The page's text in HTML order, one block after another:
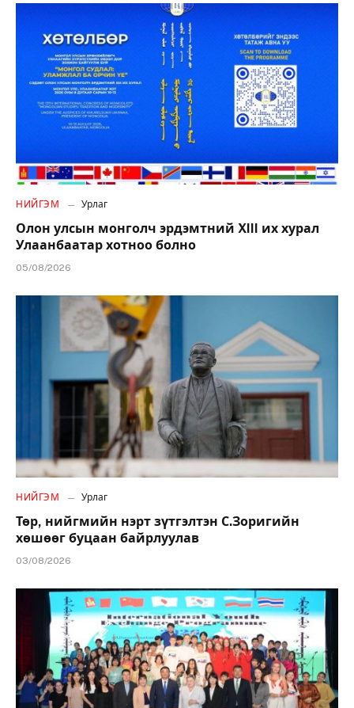
НИЙГЭМ Урлаг
Олон улсын монголч эрдэмтний XIII их хурал
Улаанбаатар хотноо болно
05/08/2026
НИЙГЭМ Урлаг
Төр, нийгмийн нэрт зүтгэлтэн С.Зоригийн
хөшөөг буцаан байрлуулав
03/08/2026